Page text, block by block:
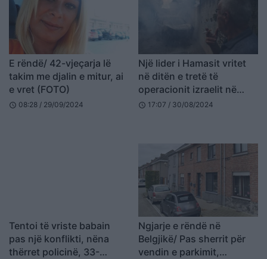
E rëndë/ 42-vjeçarja lë
takim me djalin e mitur, ai
e vret (FOTO)
schedule 08:28 / 29/09/2024
Një lider i Hamasit vritet
në ditën e tretë të
operacionit izraelit në
Bregun Perëndimor
schedule 17:07 / 30/08/2024
Tentoi të vriste babain
pas një konflikti, nëna
thërret policinë, 33-
Ngjarje e rëndë në
Belgjikë/ Pas sherrit për
vendin e parkimit,